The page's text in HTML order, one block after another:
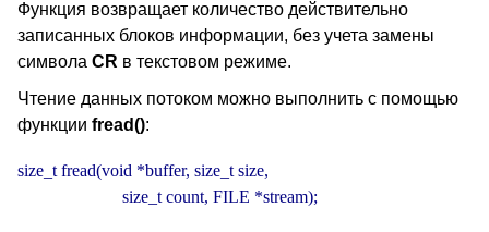
Функция возвращает количество действительно
записанных блоков информации, без учета замены
символа CR в текстовом режиме.
Чтение данных потоком можно выполнить с помощью
функции fread():
size_t fread(void *buffer, size_t size,
                        size_t count, FILE *stream);